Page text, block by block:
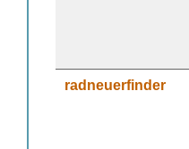
radneuerfinder